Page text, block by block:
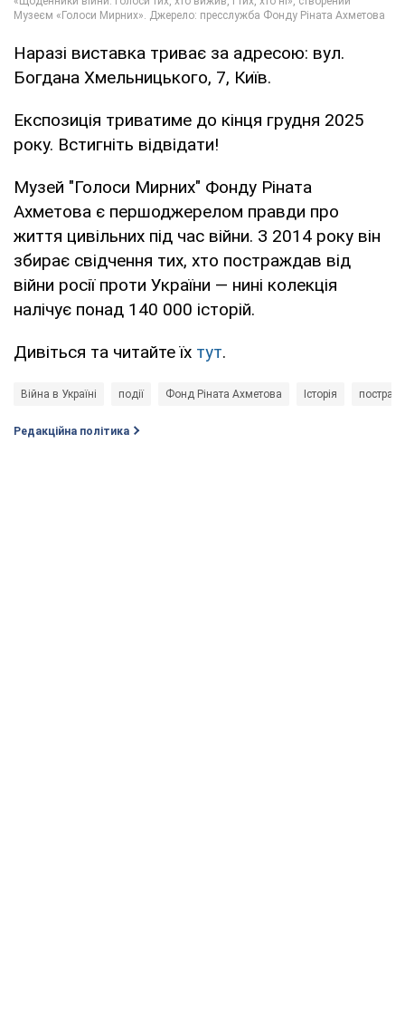
Наразі виставка триває за адресою: вул.
Богдана Хмельницького, 7, Київ.
Експозиція триватиме до кінця грудня 2025
року. Встигніть відвідати!
Музей "Голоси Мирних" Фонду Ріната
Ахметова є першоджерелом правди про
життя цивільних під час війни. З 2014 року він
збирає свідчення тих, хто постраждав від
війни росії проти України — нині колекція
налічує понад 140 000 історій.
Дивіться та читайте їх тут.
Війна в Україні події Фонд Ріната Ахметова Історія
Редакційна політика